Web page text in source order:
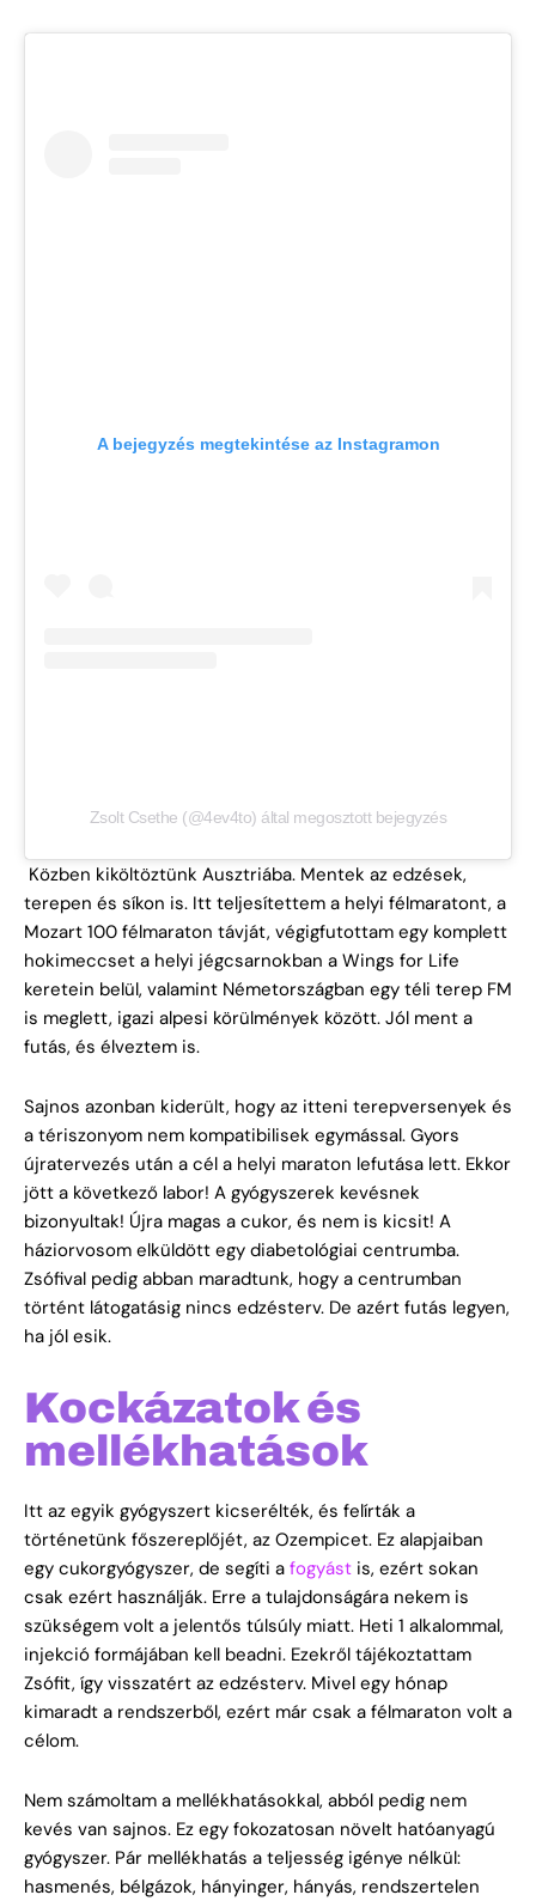
A bejegyzés megtekintése az Instagramon
Zsolt Csethe (@4ev4to) által megosztott bejegyzés
Közben kiköltöztünk Ausztriába. Mentek az edzések,
terepen és síkon is. Itt teljesítettem a helyi félmaratont, a
Mozart 100 félmaraton távját, végigfutottam egy komplett
hokimeccset a helyi jégcsarnokban a Wings for Life
keretein belül, valamint Németországban egy téli terep FM
is meglett, igazi alpesi körülmények között. Jól ment a
futás, és élveztem is.
Sajnos azonban kiderült, hogy az itteni terepversenyek és
a tériszonyom nem kompatibilisek egymással. Gyors
újratervezés után a cél a helyi maraton lefutása lett. Ekkor
jött a következő labor! A gyógyszerek kevésnek
bizonyultak! Újra magas a cukor, és nem is kicsit! A
háziorvosom elküldött egy diabetológiai centrumba.
Zsófival pedig abban maradtunk, hogy a centrumban
történt látogatásig nincs edzésterv. De azért futás legyen,
ha jól esik.
Kockázatok és
mellékhatások
Itt az egyik gyógyszert kicserélték, és felírták a
történetünk főszereplőjét, az Ozempicet. Ez alapjaiban
egy cukorgyógyszer, de segíti a fogyást is, ezért sokan
csak ezért használják. Erre a tulajdonságára nekem is
szükségem volt a jelentős túlsúly miatt. Heti 1 alkalommal,
injekció formájában kell beadni. Ezekről tájékoztattam
Zsófit, így visszatért az edzésterv. Mivel egy hónap
kimaradt a rendszerből, ezért már csak a félmaraton volt a
célom.
Nem számoltam a mellékhatásokkal, abból pedig nem
kevés van sajnos. Ez egy fokozatosan növelt hatóanyagú
gyógyszer. Pár mellékhatás a teljesség igénye nélkül:
hasmenés, bélgázok, hányinger, hányás, rendszertelen